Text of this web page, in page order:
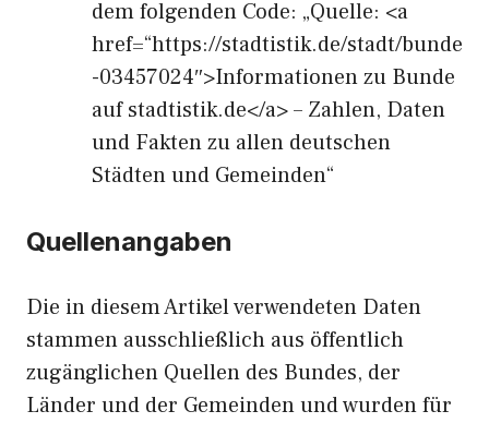
dem folgenden Code: „Quelle: <a
href=“https://stadtistik.de/stadt/bunde
-03457024″>Informationen zu Bunde
auf stadtistik.de</a> – Zahlen, Daten
und Fakten zu allen deutschen
Städten und Gemeinden“
Quellenangaben
Die in diesem Artikel verwendeten Daten
stammen ausschließlich aus öffentlich
zugänglichen Quellen des Bundes, der
Länder und der Gemeinden und wurden für